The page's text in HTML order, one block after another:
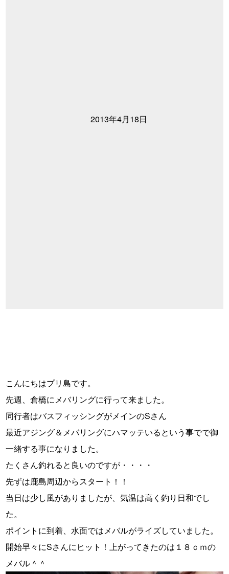
2013年4月18日
こんにちはプリ島です。
先週、倉橋にメバリングに行って来ました。
同行者はバスフィッシングがメインのSさん
最近アジング＆メバリングにハマッテいるという事でで御
一緒する事になりました。
たくさん釣れると良いのですが・・・・
先ずは鹿島周辺からスタート！！
当日は少し風がありましたが、気温は高く釣り日和でし
た。
ポイントに到着、水面ではメバルがライズしていました。
開始早々にSさんにヒット！上がってきたのは１８ｃｍの
メバル＾＾